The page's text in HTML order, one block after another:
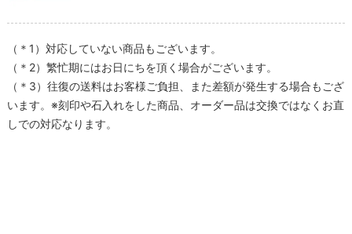
（＊1）対応していない商品もございます。
（＊2）繁忙期にはお日にちを頂く場合がございます。
（＊3）往復の送料はお客様ご負担、また差額が発生する場合もござ
います。※刻印や石入れをした商品、オーダー品は交換ではなくお直
しでの対応なります。